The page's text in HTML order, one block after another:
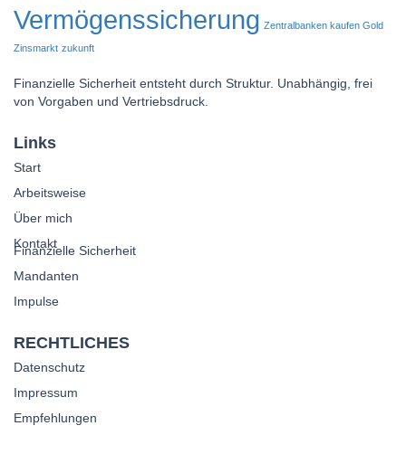
Vermögenssicherung Zentralbanken kaufen Gold
Zinsmarkt zukunft
Finanzielle Sicherheit entsteht durch Struktur. Unabhängig, frei
von Vorgaben und Vertriebsdruck.
Links
Start
Arbeitsweise
Über mich
Kontakt
Finanzielle Sicherheit
Mandanten
Impulse
RECHTLICHES
Datenschutz
Impressum
Empfehlungen